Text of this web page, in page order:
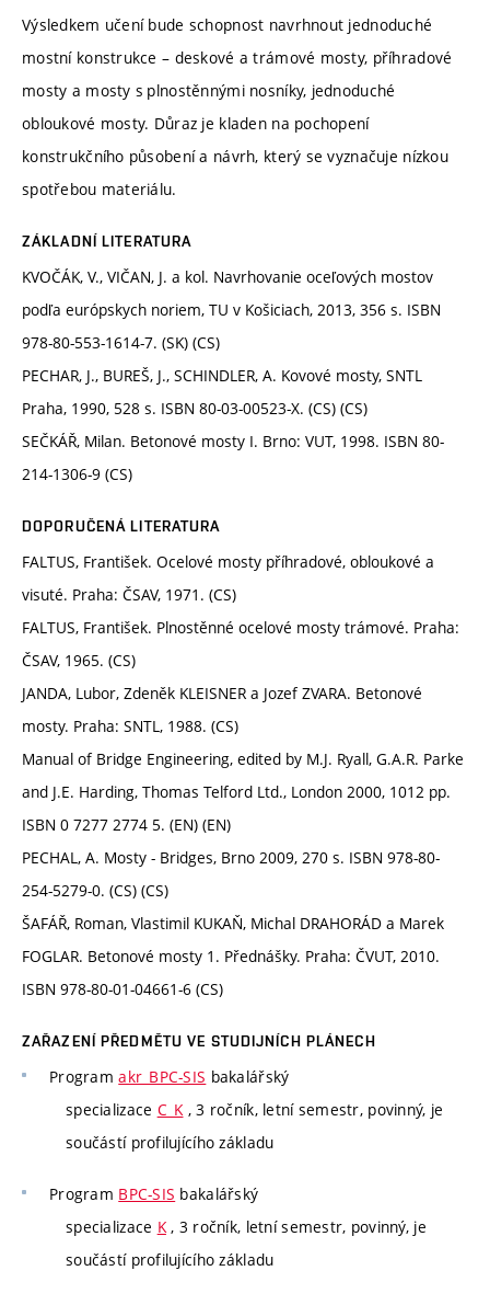
Výsledkem učení bude schopnost navrhnout jednoduché
mostní konstrukce – deskové a trámové mosty, příhradové
mosty a mosty s plnostěnnými nosníky, jednoduché
obloukové mosty. Důraz je kladen na pochopení
konstrukčního působení a návrh, který se vyznačuje nízkou
spotřebou materiálu.
ZÁKLADNÍ LITERATURA
KVOČÁK, V., VIČAN, J. a kol. Navrhovanie oceľových mostov
podľa európskych noriem, TU v Košiciach, 2013, 356 s. ISBN
978-80-553-1614-7. (SK) (CS)
PECHAR, J., BUREŠ, J., SCHINDLER, A. Kovové mosty, SNTL
Praha, 1990, 528 s. ISBN 80-03-00523-X. (CS) (CS)
SEČKÁŘ, Milan. Betonové mosty I. Brno: VUT, 1998. ISBN 80-
214-1306-9 (CS)
DOPORUČENÁ LITERATURA
FALTUS, František. Ocelové mosty příhradové, obloukové a
visuté. Praha: ČSAV, 1971. (CS)
FALTUS, František. Plnostěnné ocelové mosty trámové. Praha:
ČSAV, 1965. (CS)
JANDA, Lubor, Zdeněk KLEISNER a Jozef ZVARA. Betonové
mosty. Praha: SNTL, 1988. (CS)
Manual of Bridge Engineering, edited by M.J. Ryall, G.A.R. Parke
and J.E. Harding, Thomas Telford Ltd., London 2000, 1012 pp.
ISBN 0 7277 2774 5. (EN) (EN)
PECHAL, A. Mosty - Bridges, Brno 2009, 270 s. ISBN 978-80-
254-5279-0. (CS) (CS)
ŠAFÁŘ, Roman, Vlastimil KUKAŇ, Michal DRAHORÁD a Marek
FOGLAR. Betonové mosty 1. Přednášky. Praha: ČVUT, 2010.
ISBN 978-80-01-04661-6 (CS)
ZAŘAZENÍ PŘEDMĚTU VE STUDIJNÍCH PLÁNECH
Programakr_BPC-SIS bakalářský
specializace C_K , 3 ročník, letní semestr, povinný, je
součástí profilujícího základu
Program BPC-SIS bakalářský
specializace K, 3 ročník, letní semestr, povinný, je
součástí profilujícího základu